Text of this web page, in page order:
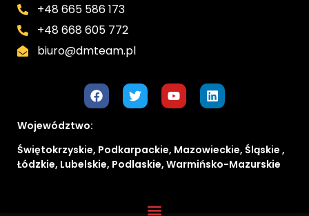
+48 665 586 173
+48 668 605 772
biuro@dmteam.pl
Województwo:
Świętokrzyskie, Podkarpackie, Mazowieckie, Śląskie ,
Łódzkie, Lubelskie, Podlaskie, Warmińsko-Mazurskie